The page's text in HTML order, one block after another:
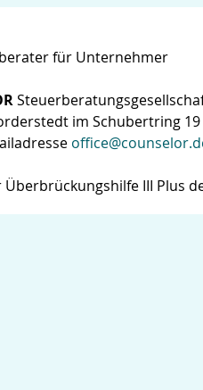
für Unternehmer
im Schubertring
III Plus